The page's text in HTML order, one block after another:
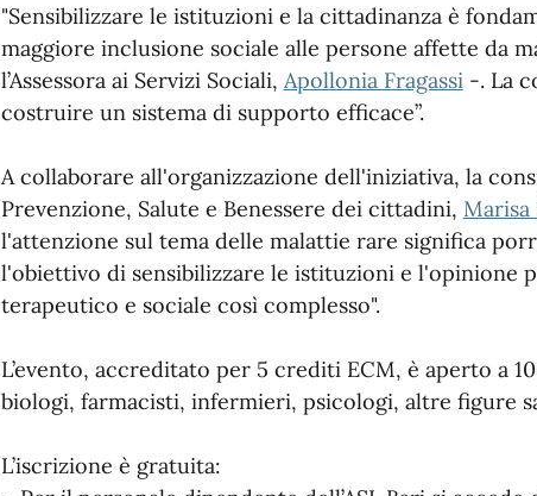
"Sensibilizzare le istituzioni e la cittadinanza è
maggiore inclusione sociale alle persone affette da
l’Assessora ai Servizi Sociali, Apollonia Fragassi-. La
costruire un sistema di supporto efficace”.
A collaborare all'organizzazione dell'iniziativa, la
Prevenzione, Salute e Benessere dei cittadini,
l'attenzione sul tema delle malattie rare significa
l'obiettivo di sensibilizzare le istituzioni e l'opinione
terapeutico e sociale così complesso".
L’evento, accreditato per 5 crediti ECM, è aperto a
biologi, farmacisti, infermieri, psicologi, altre figure
L’iscrizione è gratuita: